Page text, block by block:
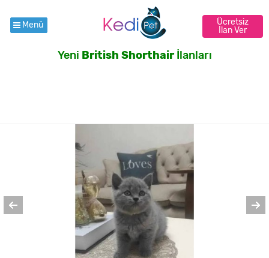
Menü
Ücretsiz
İlan Ver
Yeni British Shorthairİlanları